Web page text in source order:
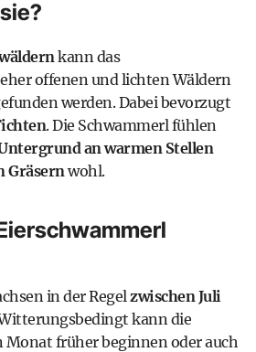
kann das
offenen und lichten Wäldern
werden. Dabei bevorzugt
. Die Schwammerl fühlen
an warmen Stellen
Gräsernwohl.
in der Regelzwischen Juli
kann die
Monat früher beginnen oder auch